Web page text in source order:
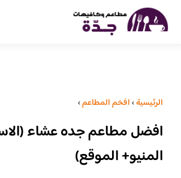
الرئيسية›افخم المطاعم›
افضل مطاعم جده عشاء
المنيو+ الموقع)